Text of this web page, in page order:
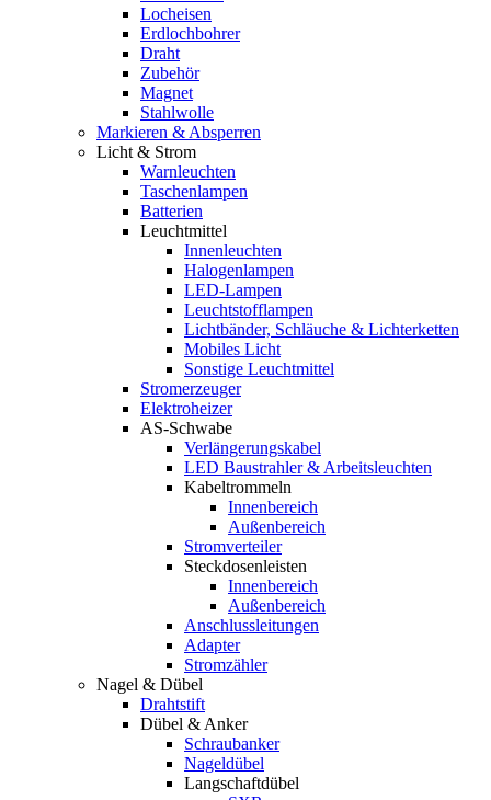
Locheisen
Erdlochbohrer
Draht
Zubehör
Magnet
Stahlwolle
Markieren & Absperren
Licht & Strom
Warnleuchten
Taschenlampen
Batterien
Leuchtmittel
Innenleuchten
Halogenlampen
LED-Lampen
Leuchtstofflampen
Lichtbänder, Schläuche & Lichterketten
Mobiles Licht
Sonstige Leuchtmittel
Stromerzeuger
Elektroheizer
AS-Schwabe
Verlängerungskabel
LED Baustrahler & Arbeitsleuchten
Kabeltrommeln
Innenbereich
Außenbereich
Stromverteiler
Steckdosenleisten
Innenbereich
Außenbereich
Anschlussleitungen
Adapter
Stromzähler
Nagel & Dübel
Drahtstift
Dübel & Anker
Schraubanker
Nageldübel
Langschaftdübel